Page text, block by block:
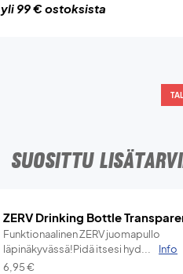
yli 99 € ostoksista
SUOSITTU
ZERV Drinking Bottle
Funktionaalinen ZERV juomapullo
läpinäkyvässä!Pidä itsesi hyd...
Info
6,95€